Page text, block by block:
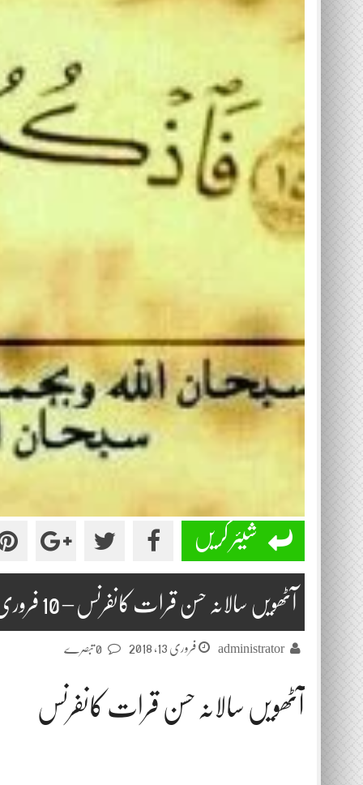
شیئر کریں
آٹھویں سالانہ حسن قرات کانفرنس – 10 فروری 2018 حصہ دوئم
administrator فروری 13, 2018
آٹھویں سالانہ حسن قرات کانفرنس